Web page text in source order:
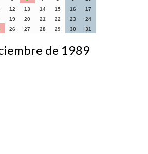
12 13 14 15 16
17
19 20 21 22 23
24
26 27 28 29 30 31
de 1989